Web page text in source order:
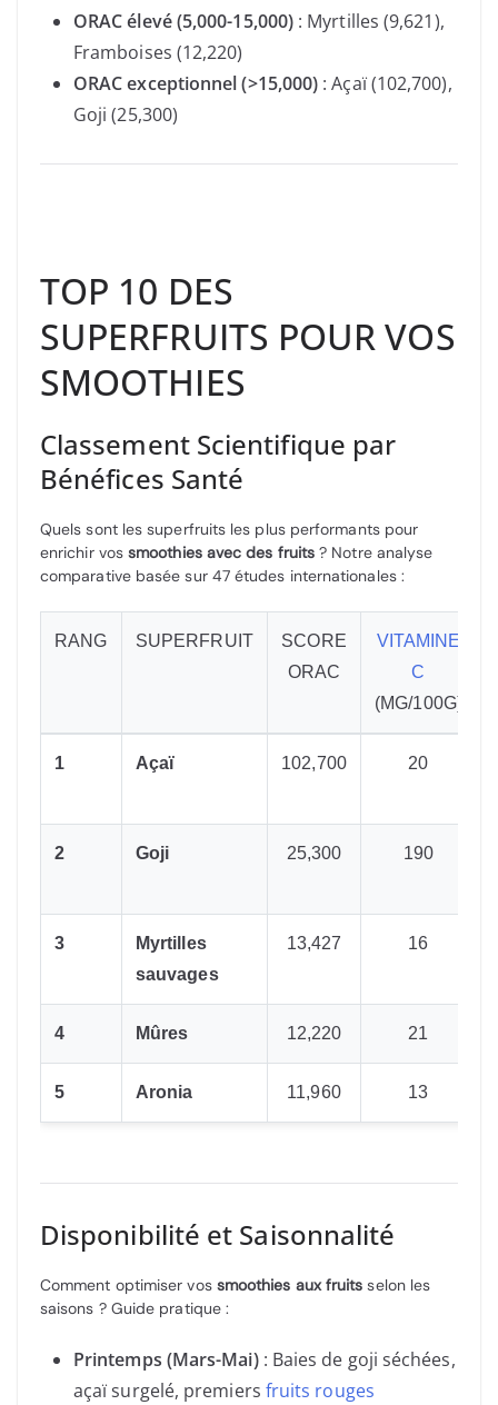
ORAC élevé (5,000-15,000) : Myrtilles (9,621),
Framboises (12,220)
ORAC exceptionnel (>15,000) : Açaï (102,700),
Goji (25,300)
TOP 10 DES
SUPERFRUITS POUR VOS
SMOOTHIES
Classement Scientifique par
Bénéfices Santé
Quels sont les superfruits les plus performants pour
enrichir vossmoothies avec des fruits ? Notre analyse
comparative basée sur 47 études internationales :
RANG SUPERFRUIT
SCORE
ORAC
VITAMINE
C
(MG/100G)
1 Açaï 102,700 20
2 Goji 25,300 190
3
Myrtilles
sauvages
13,427 16
4 Mûres 12,220 21
5 Aronia 11,960 13
Disponibilité et Saisonnalité
Comment optimiser vos smoothies aux fruits selon les
saisons ? Guide pratique :
Printemps (Mars-Mai): Baies de goji séchées,
açaï surgelé, premiers fruits rouges